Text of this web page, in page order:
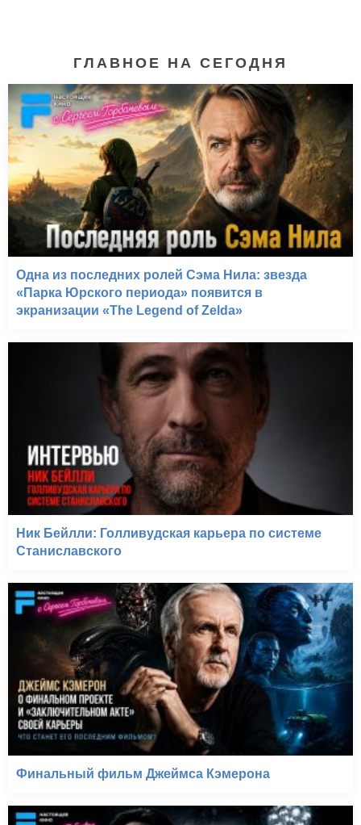
Учитель на замену*
(2009)
ГЛАВНОЕ НА СЕГОДНЯ
Одна из последних ролей Сэма Нила: звезда
«Парка Юрского периода» появится в
экранизации «The Legend of Zelda»
Ник Бейлли: Голливудская карьера по системе
Станиславского
Финальный фильм Джеймса Кэмерона